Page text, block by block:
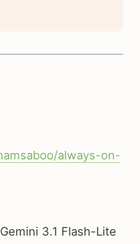
always-on-
3.1 Flash-Lite